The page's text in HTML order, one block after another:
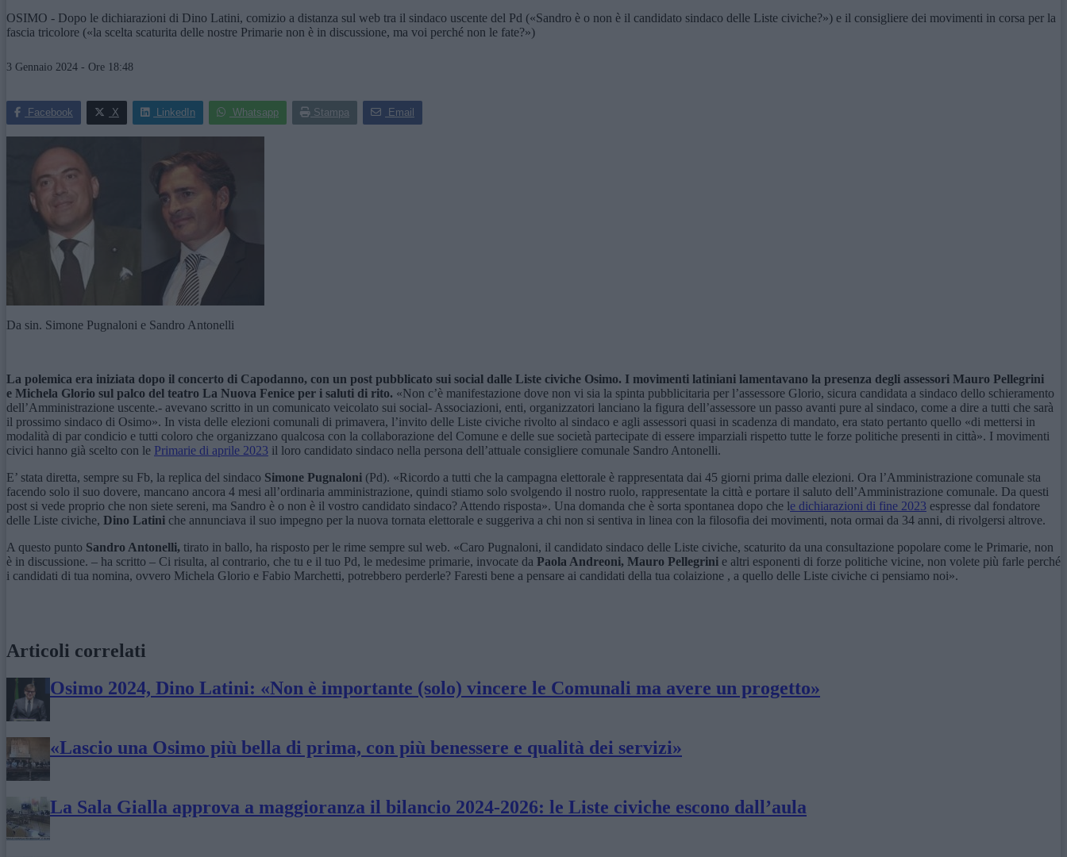
OSIMO - Dopo le dichiarazioni di Dino Latini, comizio a distanza sul web tra il sindaco uscente del Pd («Sandro è o non è il candidato sindaco delle Liste civiche?») e il consigliere dei movimenti in corsa per la
fascia tricolore («la scelta scaturita delle nostre Primarie non è in discussione, ma voi perché non le fate?»)
3 Gennaio 2024 - Ore 18:48
Facebook X LinkedIn Whatsapp Stampa Email
Da sin. Simone Pugnaloni e Sandro Antonelli
La polemica era iniziata dopo il concerto di Capodanno, con un post pubblicato sui social dalle Liste civiche Osimo. I movimenti latiniani lamentavano la presenza degli assessori Mauro Pellegrini
e Michela Glorio sul palco del teatro La Nuova Fenice per i saluti di rito. «Non c’è manifestazione dove non vi sia la spinta pubblicitaria per l’assessore Glorio, sicura candidata a sindaco dello schieramento
dell’Amministrazione uscente.- avevano scritto in un comunicato veicolato sui social- Associazioni, enti, organizzatori lanciano la figura dell’assessore un passo avanti pure al sindaco, come a dire a tutti che sarà
il prossimo sindaco di Osimo». In vista delle elezioni comunali di primavera, l’invito delle Liste civiche rivolto al sindaco e agli assessori quasi in scadenza di mandato, era stato pertanto quello «di mettersi in
modalità di par condicio e tutti coloro che organizzano qualcosa con la collaborazione del Comune e delle sue società partecipate di essere imparziali rispetto tutte le forze politiche presenti in città». I movimenti
civici hanno già scelto con le Primarie di aprile 2023 il loro candidato sindaco nella persona dell’attuale consigliere comunale Sandro Antonelli.
E’ stata diretta, sempre su Fb, la replica del sindaco Simone Pugnaloni (Pd). «Ricordo a tutti che la campagna elettorale è rappresentata dai 45 giorni prima dalle elezioni. Ora l’Amministrazione comunale sta
facendo solo il suo dovere, mancano ancora 4 mesi all’ordinaria amministrazione, quindi stiamo solo svolgendo il nostro ruolo, rappresentate la città e portare il saluto dell’Amministrazione comunale. Da questi
post si vede proprio che non siete sereni, ma Sandro è o non è il vostro candidato sindaco? Attendo risposta». Una domanda che è sorta spontanea dopo che le dichiarazioni di fine 2023 espresse dal fondatore
delle Liste civiche, Dino Latini che annunciava il suo impegno per la nuova tornata elettorale e suggeriva a chi non si sentiva in linea con la filosofia dei movimenti, nota ormai da 34 anni, di rivolgersi altrove.
A questo punto Sandro Antonelli, tirato in ballo, ha risposto per le rime sempre sul web. «Caro Pugnaloni, il candidato sindaco delle Liste civiche, scaturito da una consultazione popolare come le Primarie, non
è in discussione. – ha scritto – Ci risulta, al contrario, che tu e il tuo Pd, le medesime primarie, invocate da Paola Andreoni, Mauro Pellegrini e altri esponenti di forze politiche vicine, non volete più farle perché
i candidati di tua nomina, ovvero Michela Glorio e Fabio Marchetti, potrebbero perderle? Faresti bene a pensare ai candidati della tua colaizione , a quello delle Liste civiche ci pensiamo noi».
Articoli correlati
Osimo 2024, Dino Latini: «Non è importante (solo) vincere le Comunali ma avere un progetto»
«Lascio una Osimo più bella di prima, con più benessere e qualità dei servizi»
La Sala Gialla approva a maggioranza il bilancio 2024-2026: le Liste civiche escono dall’aula